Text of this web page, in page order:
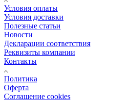
Условия оплаты
Условия доставки
Полезные статьи
Новости
Декларации соответствия
Реквизиты компании
Контакты
Политика
Оферта
Соглашение cookies